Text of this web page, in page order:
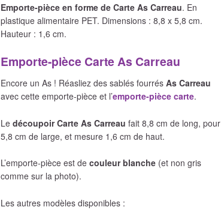
Emporte-pièce en forme de Carte As Carreau. En
plastique alimentaire PET. Dimensions : 8,8 x 5,8 cm.
Hauteur : 1,6 cm.
Emporte-pièce Carte As Carreau
Encore un As ! Réasliez des sablés fourrésAs Carreau
avec cette emporte-pièce et l’emporte-pièce carte.
Ledécoupoir Carte As Carreau fait 8,8 cm de long, pour
5,8 cm de large, et mesure 1,6 cm de haut.
L’emporte-pièce est decouleur blanche (et non gris
comme sur la photo).
Les autres modèles disponibles :